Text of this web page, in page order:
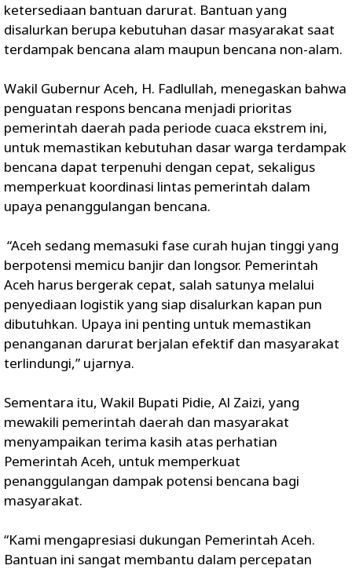
ketersediaan bantuan darurat. Bantuan yang
disalurkan berupa kebutuhan dasar masyarakat saat
terdampak bencana alam maupun bencana non-alam.
Wakil Gubernur Aceh, H. Fadlullah, menegaskan bahwa
penguatan respons bencana menjadi prioritas
pemerintah daerah pada periode cuaca ekstrem ini,
untuk memastikan kebutuhan dasar warga terdampak
bencana dapat terpenuhi dengan cepat, sekaligus
memperkuat koordinasi lintas pemerintah dalam
upaya penanggulangan bencana.
“Aceh sedang memasuki fase curah hujan tinggi yang
berpotensi memicu banjir dan longsor. Pemerintah
Aceh harus bergerak cepat, salah satunya melalui
penyediaan logistik yang siap disalurkan kapan pun
dibutuhkan. Upaya ini penting untuk memastikan
penanganan darurat berjalan efektif dan masyarakat
terlindungi,” ujarnya.
Sementara itu, Wakil Bupati Pidie, Al Zaizi, yang
mewakili pemerintah daerah dan masyarakat
menyampaikan terima kasih atas perhatian
Pemerintah Aceh, untuk memperkuat
penanggulangan dampak potensi bencana bagi
masyarakat.
“Kami mengapresiasi dukungan Pemerintah Aceh.
Bantuan ini sangat membantu dalam percepatan